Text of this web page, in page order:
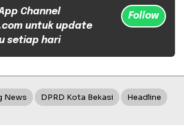
Channel
untuk update
setiap hari
Follow
News DPRD Kota Bekasi Headline